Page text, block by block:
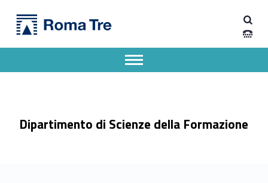
Sociologia: Teoria, Metodologia, Ricerca (master Interuniversitario) - Dipartimento di Scienze della Formazione
Dipartimento di Scienze della Formazione dell'Università degli Studi Roma Tre
Dipartimento di Scienze della Formazione
Apri il menu secondario
Header info sidebar